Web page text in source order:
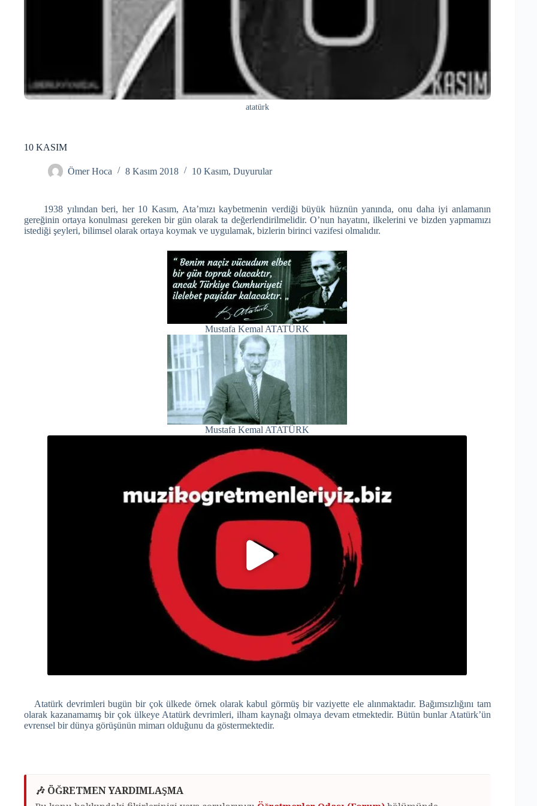
atatürk
10 KASIM
Ömer Hoca 8 Kasım 2018 10 Kasım, Duyurular
1938 yılından beri, her 10 Kasım, Ata’mızı kaybetmenin verdiği büyük hüznün yanında, onu daha iyi anlamanın
gereğinin ortaya konulması gereken bir gün olarak ta değerlendirilmelidir. O’nun hayatını, ilkelerini ve bizden yapmamızı
istediği şeyleri, bilimsel olarak ortaya koymak ve uygulamak, bizlerin birinci vazifesi olmalıdır.
Mustafa Kemal ATATÜRK
Mustafa Kemal ATATÜRK
Atatürk devrimleri bugün bir çok ülkede örnek olarak kabul görmüş bir vaziyette ele alınmaktadır. Bağımsızlığını tam
olarak kazanamamış bir çok ülkeye Atatürk devrimleri, ilham kaynağı olmaya devam etmektedir. Bütün bunlar Atatürk’ün
evrensel bir dünya görüşünün mimarı olduğunu da göstermektedir.
🎶 ÖĞRETMEN YARDIMLAŞMA